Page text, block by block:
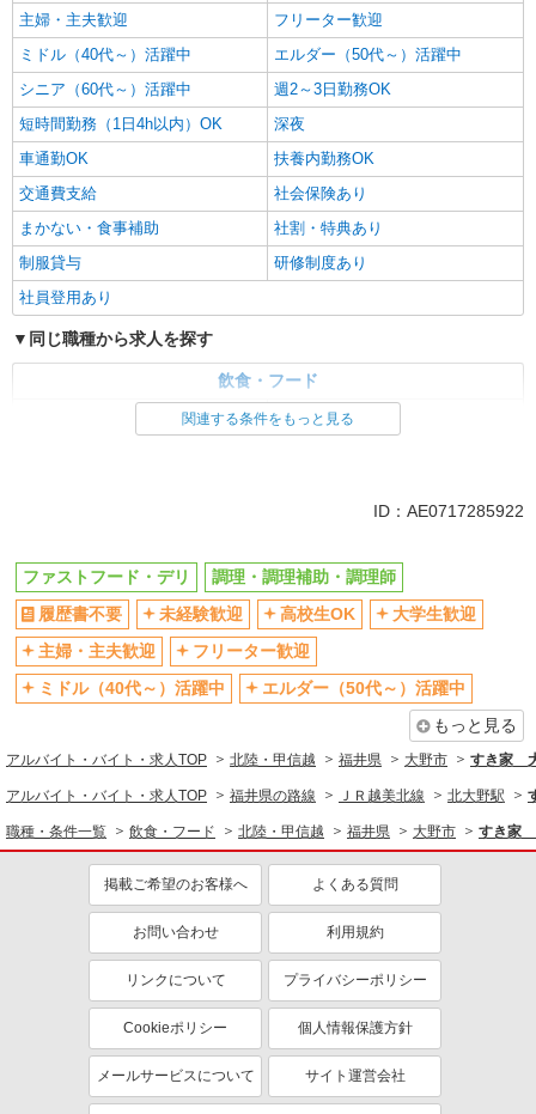
主婦・主夫歓迎
フリーター歓迎
ミドル（40代～）活躍中
エルダー（50代～）活躍中
シニア（60代～）活躍中
週2～3日勤務OK
短時間勤務（1日4h以内）OK
深夜
車通勤OK
扶養内勤務OK
交通費支給
社会保険あり
まかない・食事補助
社割・特典あり
制服貸与
研修制度あり
社員登用あり
同じ職種から求人を探す
飲食・フード
ファストフード・デリ
調理・調理補助・調理師
週2～3日勤務OK
短時間勤務（1日4h以内）OK
深夜
車通勤OK
扶養内勤務OK
交通費支給
社会保険あり
まかない・食事補助
社員登用あり
関連する条件をもっと見る
ID：AE0717285922
ファストフード・デリ
調理・調理補助・調理師
履歴書不要
未経験歓迎 高校生OK
大学生歓迎
主婦・主夫歓迎
フリーター歓迎
ミドル（40代～）活躍中
エルダー（50代～）活躍中
もっと見る
アルバイト・バイト・求人TOP 北陸・甲信越 福井県 大野市 すき家
アルバイト・バイト・求人TOP 福井県の路線 ＪＲ越美北線 北大野駅
職種・条件一覧 飲食・フード 北陸・甲信越 福井県 大野市 すき家
掲載ご希望のお客様へ よくある質問
お問い合わせ 利用規約
リンクについて プライバシーポリシー
Cookieポリシー 個人情報保護方針
メールサービスについて サイト運営会社